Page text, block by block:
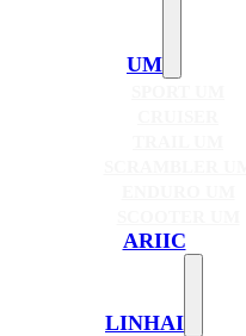
UM
ARIIC
LINHAI